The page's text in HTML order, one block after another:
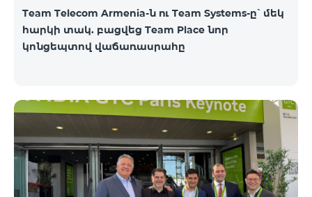
Team Telecom Armenia-ն ու Team Systems-ը՝ մեկ
հարկի տակ. բացվեց Team Place նոր
կոնցեպտով վաճառասրահը